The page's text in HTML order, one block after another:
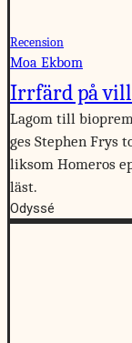
Recension
Moa Ekbom
Irrfärd på
Lagom till
ges Stephen Frys
liksom Homeros
läst.
Odyssé